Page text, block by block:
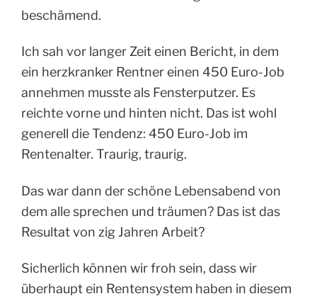
beschämend.
Ich sah vor langer Zeit einen Bericht, in dem
ein herzkranker Rentner einen 450 Euro-Job
annehmen musste als Fensterputzer. Es
reichte vorne und hinten nicht. Das ist wohl
generell die Tendenz: 450 Euro-Job im
Rentenalter. Traurig, traurig.
Das war dann der schöne Lebensabend von
dem alle sprechen und träumen? Das ist das
Resultat von zig Jahren Arbeit?
Sicherlich können wir froh sein, dass wir
überhaupt ein Rentensystem haben in diesem